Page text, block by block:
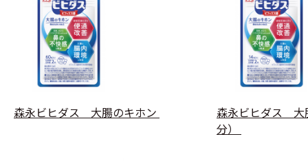
森永ビヒダス 大腸のキホン
森永ビヒダス 大
分）